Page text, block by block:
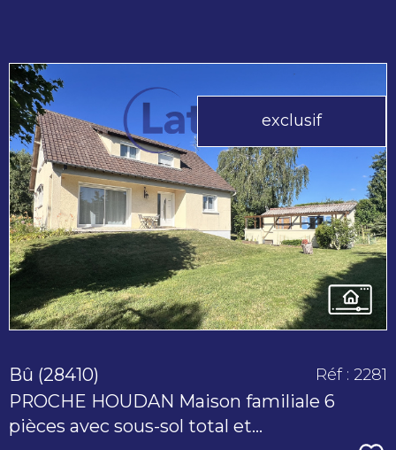
exclusif
voir le
bien
Bû (28410)
PROCHE HOUDAN Maison familiale 6
pièces avec sous-sol total et...
Réf : 2281